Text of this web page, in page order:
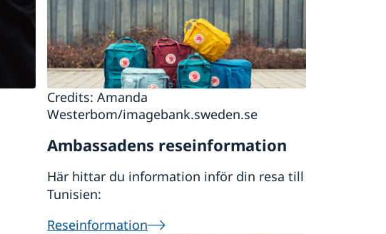
Credits: Amanda
Westerbom/imagebank.sweden.se
Ambassadens reseinformation
Här hittar du information inför din resa till
Tunisien:
Reseinformation